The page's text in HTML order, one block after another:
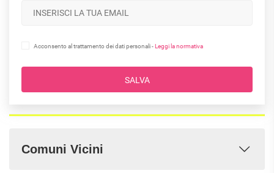
Acconsento al trattamento dei dati personali -Leggi la normativa
SALVA
Comuni Vicini